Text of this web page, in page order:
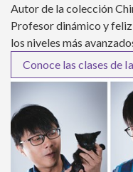
Autor de la colección
Profesor dinámico y
los niveles más
Conoce las clases de